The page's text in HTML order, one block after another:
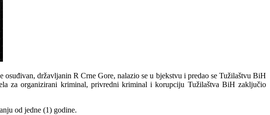
državljanin R Crne Gore, nalazio se u bjekstvu i predao se Tužilaštvu BiH
za organizirani kriminal, privredni kriminal i korupciju Tužilaštva BiH zaključio
od jedne (1) godine.